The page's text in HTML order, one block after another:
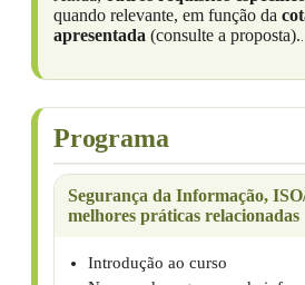
quando relevante, em função da
apresentada (consulte a proposta)..
Programa
Segurança da Informação,
melhores práticas relacionadas
Introdução ao curso